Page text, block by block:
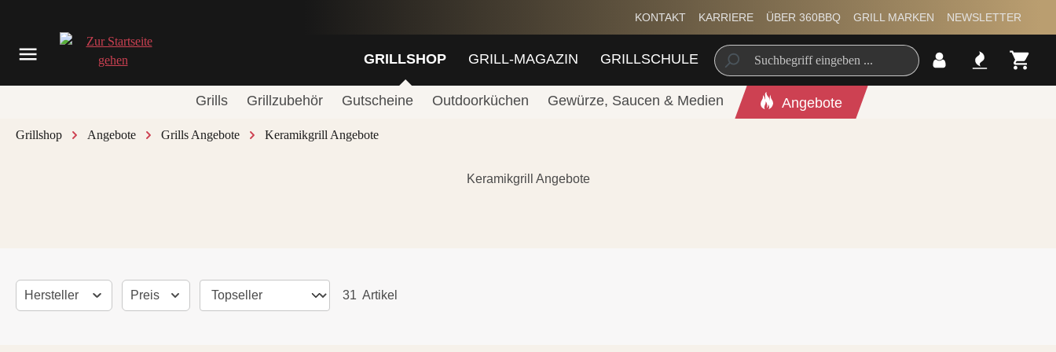
KONTAKT KARRIERE ÜBER 360BBQ GRILL MARKEN NEWSLETTER
GRILLSHOP GRILL-MAGAZIN GRILLSCHULE
Grills Grillzubehör Gutscheine Outdoorküchen Gewürze, Saucen & Medien Angebote
Grillshop Angebote Grills Angebote Keramikgrill Angebote
Keramikgrill Angebote
Filtern & Sortieren santosgrills-theme.listing.filterTitleHint
Hersteller Preis 31 Artikel